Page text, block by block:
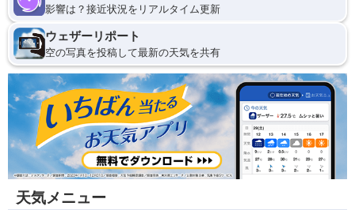
影響は？接近状況をリアルタイム更新
ウェザーリポート
空の写真を投稿して最新の天気を共有
天気メニュー